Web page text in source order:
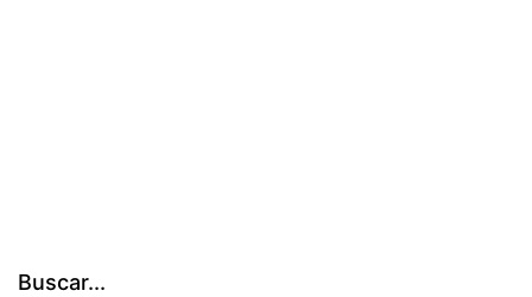
Buscar...